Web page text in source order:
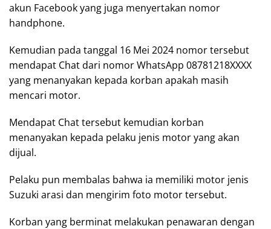
akun Facebook yang juga menyertakan nomor
handphone.
Kemudian pada tanggal 16 Mei 2024 nomor tersebut
mendapat Chat dari nomor WhatsApp 08781218XXXX
yang menanyakan kepada korban apakah masih
mencari motor.
Mendapat Chat tersebut kemudian korban
menanyakan kepada pelaku jenis motor yang akan
dijual.
Pelaku pun membalas bahwa ia memiliki motor jenis
Suzuki arasi dan mengirim foto motor tersebut.
Korban yang berminat melakukan penawaran dengan